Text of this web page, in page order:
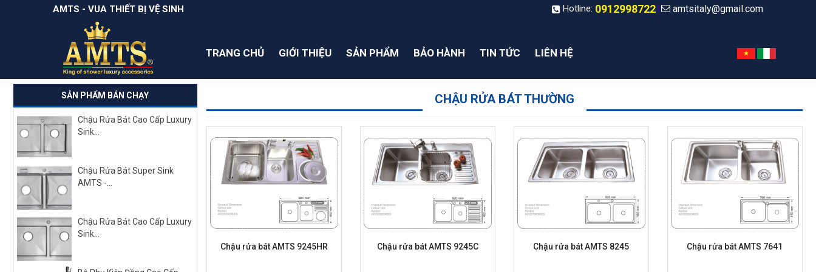
AMTS - VUA THIẾT BỊ VỆ SINH Hotline: 0912998722 amtsitaly@gmail.com
TRANG CHỦ GIỚI THIỆU SẢN PHẨM BẢO HÀNH TIN TỨC LIÊN HỆ
SẢN PHẨM BÁN CHẠY
Chậu Rửa Bát Cao Cấp Luxury
Sink...
Chậu Rửa Bát Super Sink
AMTS -...
Chậu Rửa Bát Cao Cấp Luxury
Sink...
CHẬU RỬA BÁT THƯỜNG
Chậu rửa bát AMTS 9245HR Chậu rửa bát AMTS 9245C Chậu rửa bát AMTS 8245 Chậu rửa bát AMTS 7641